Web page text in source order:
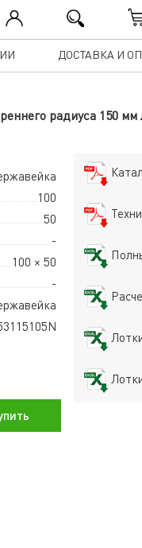
ДОСТАВКА И
радиуса 150 мм
100
50
-
100 × 50
-